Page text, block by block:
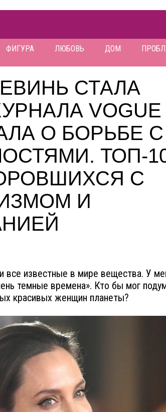
ФИГУРА ЛЮБОВЬ ДОМ
СТАЛА
О БОРЬБЕ С
ТОП-
С
И
все известные в мире вещества. У
темные времена». Кто бы мог
красивых женщин планеты?